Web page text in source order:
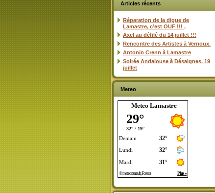
Articles récents
Réparation de la digue de
Lamastre, c’est OUF !!! ,
Axel au défilé du 14 juillet !!!
Rencontre des Artistes à Vernoux.
Antonin Crenn à Lamastre
Soirée Andalouse à Désaignes. 19
juillet
Meteo
Meteo Lamastre